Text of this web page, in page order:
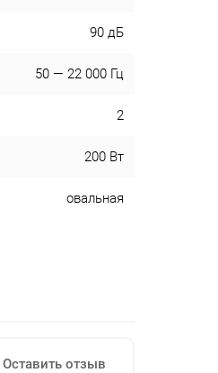
90 дБ
50 — 22 000 Гц
2
200 Вт
овальная
Оставить отзыв